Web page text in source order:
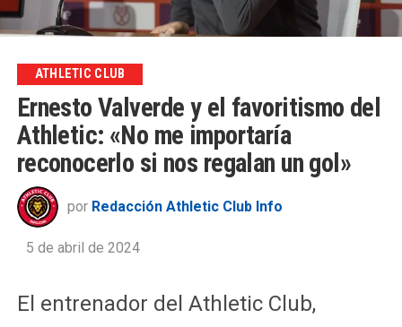
ATHLETIC CLUB
Ernesto Valverde y el favoritismo del
Athletic: «No me importaría
reconocerlo si nos regalan un gol»
por Redacción Athletic Club Info
5 de abril de 2024
El entrenador del Athletic Club,